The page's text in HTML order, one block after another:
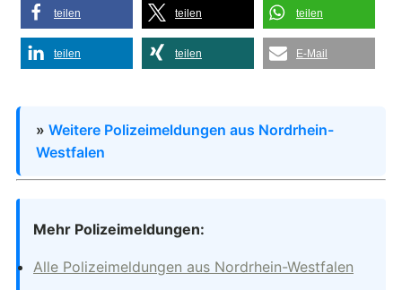
teilen teilen teilen
teilen teilen E-Mail
» Weitere Polizeimeldungen aus Nordrhein-
Westfalen
Mehr Polizeimeldungen:
Alle Polizeimeldungen aus Nordrhein-Westfalen